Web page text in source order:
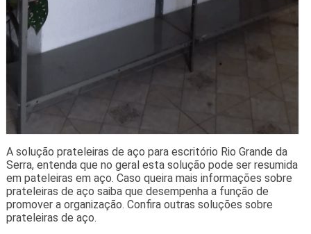
A solução prateleiras de aço para escritório Rio Grande da
Serra, entenda que no geral esta solução pode ser resumida
em pateleiras em aço. Caso queira mais informações sobre
prateleiras de aço saiba que desempenha a função de
promover a organização. Confira outras soluções sobre
prateleiras de aço.